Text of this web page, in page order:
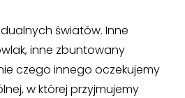
światów. Inne
inne zbuntowany
czego innego oczekujemy
w której przyjmujemy